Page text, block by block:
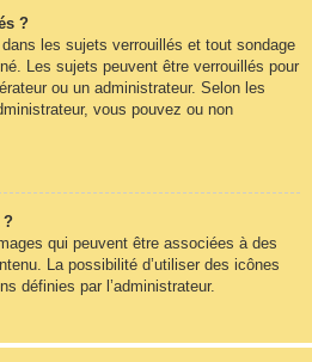
?
les sujets verrouillés et tout sondage
Les sujets peuvent être verrouillés pour
ou un administrateur. Selon les
vous pouvez ou non
?
qui peuvent être associées à des
La possibilité d’utiliser des icônes
définies par l’administrateur.